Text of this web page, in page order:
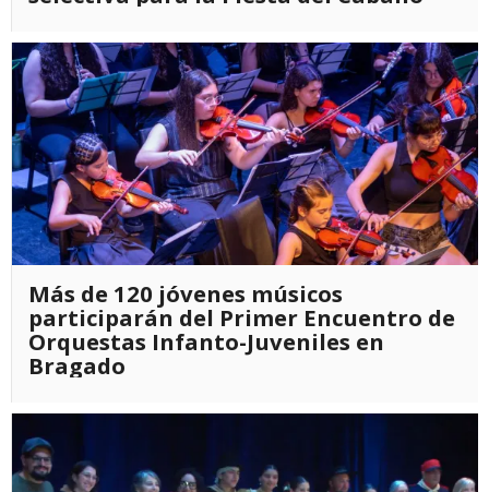
Más de 120 jóvenes músicos
participarán del Primer Encuentro de
Orquestas Infanto-Juveniles en
Bragado